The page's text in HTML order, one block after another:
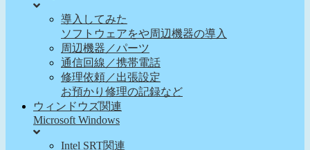
導入してみた
ソフトウェアをや周辺機器の導入
周辺機器／パーツ
通信回線／携帯電話
修理依頼／出張設定
お預かり修理の記録など
ウィンドウズ関連
Microsoft Windows
Intel SRT関連